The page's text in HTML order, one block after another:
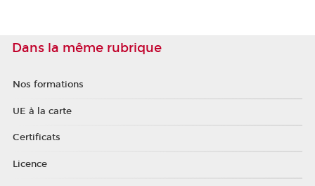
Dans la même rubrique
Nos formations
UE à la carte
Certificats
Licence